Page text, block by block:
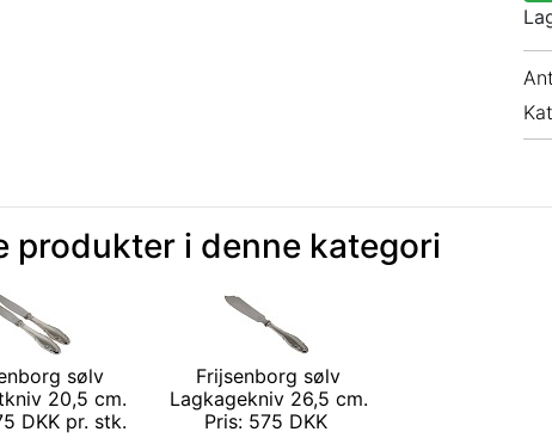
produkter i denne kategori
sølv
20,5 cm.
DKK pr. stk.
Frijsenborg sølv
Lagkagekniv 26,5 cm.
Pris: 575 DKK